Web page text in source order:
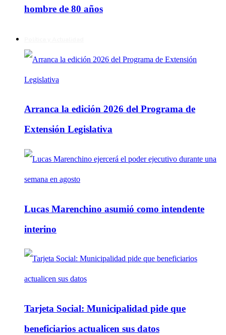
hombre de 80 años
Arranca la edición 2026 del Programa de
Extensión Legislativa
Lucas Marenchino asumió como intendente
interino
Tarjeta Social: Municipalidad pide que
beneficiarios actualicen sus datos